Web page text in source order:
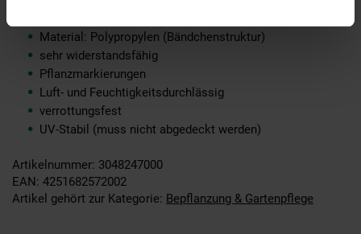
Material: Polypropylen (Bändchenstruktur)
sehr widerstandsfähig
Pflanzmarkierungen
Luft- und Feuchtigkeitsdurchlässig
verrottungsfest
UV-Stabil (muss nicht abgedeckt werden)
Artikelnummer: 3048247000
EAN: 4251682572002
Artikel gehört zur Kategorie: Bepflanzung & Gartenpflege